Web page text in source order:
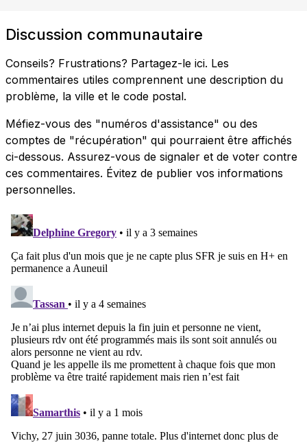
Discussion communautaire
Conseils? Frustrations? Partagez-le ici. Les
commentaires utiles comprennent une description du
problème, la ville et le code postal.
Méfiez-vous des "numéros d'assistance" ou des
comptes de "récupération" qui pourraient être affichés
ci-dessous. Assurez-vous de signaler et de voter contre
ces commentaires. Évitez de publier vos informations
personnelles.